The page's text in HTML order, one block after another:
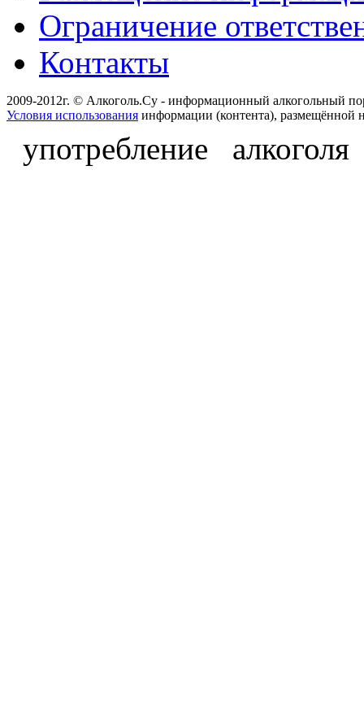
Ограничение
Контакты
2009-2012г. © Алкоголь.Су - информационный алкогольный
Условия использования информации (контента), размещённой
употребление